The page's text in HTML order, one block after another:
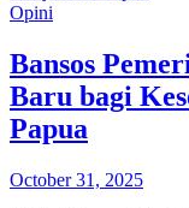
Opini
Bansos
Baru bagi
Papua
October 31, 2025